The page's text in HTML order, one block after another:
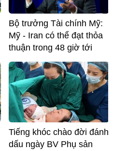
Bộ trưởng Tài chính Mỹ:
Mỹ - Iran có thể đạt thỏa
thuận trong 48 giờ tới
Tiếng khóc chào đời đánh
dấu ngày BV Phụ sản